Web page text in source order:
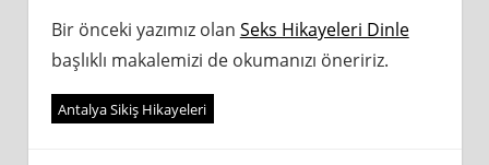
Bir önceki yazımız olan Seks Hikayeleri Dinle
başlıklı makalemizi de okumanızı öneririz.
Antalya Sikiş Hikayeleri